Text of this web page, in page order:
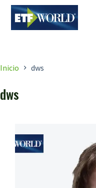
Saltar
contenido
Inicio dws
dws